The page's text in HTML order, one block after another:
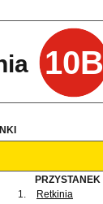
10B
PRZYSTANEK
1.
Retkinia